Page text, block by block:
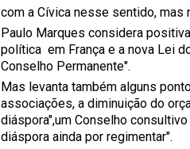
com a Cívica nesse sentido, mas
Paulo Marques considera
política em França e a nova Lei
Conselho Permanente".
Mas levanta também alguns
associações, a diminuição do
diáspora",um Conselho
diáspora ainda por regimentar".